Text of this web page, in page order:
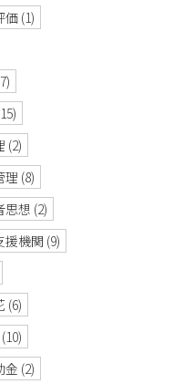
価 (1)
(2)
理 (8)
思想 (2)
援機関 (9)
(6)
(10)
金 (2)